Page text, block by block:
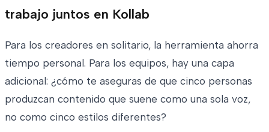
trabajo juntos en Kollab
Para los creadores en solitario, la herramienta ahorra
tiempo personal. Para los equipos, hay una capa
adicional: ¿cómo te aseguras de que cinco personas
produzcan contenido que suene como una sola voz,
no como cinco estilos diferentes?